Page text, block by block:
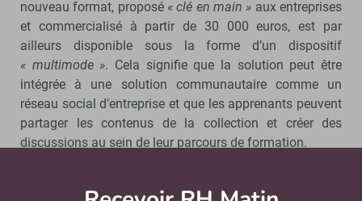
nouveau format, proposé « clé en main » aux entreprises
et commercialisé à partir de 30 000 euros, est par
ailleurs disponible sous la forme d’un dispositif
« multimode ». Cela signifie que la solution peut être
intégrée à une solution communautaire comme un
réseau social d’entreprise et que les apprenants peuvent
partager les contenus de la collection et créer des
discussions au sein de leur parcours de formation.